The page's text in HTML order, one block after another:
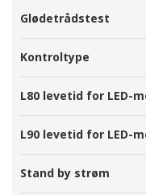
Glødetrådstest
Kontroltype
L80 levetid for LED-
L90 levetid for LED-
Stand by strøm